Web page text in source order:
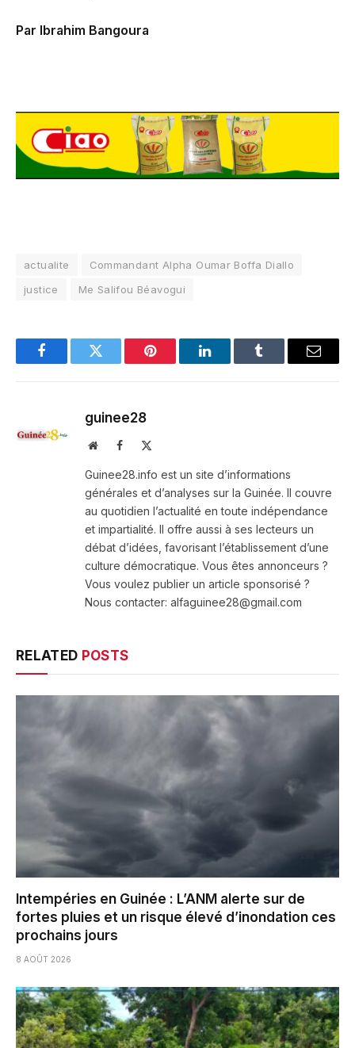
Par Ibrahim Bangoura
actualite
Commandant Alpha Oumar Boffa Diallo
justice
Me Salifou Béavogui
FacebookTwitter Pinterest LinkedInTumblr Email
guinee28
WebsiteFacebook
Guinee28.info est un site d’informations
générales et d’analyses sur la Guinée. Il couvre
au quotidien l’actualité en toute indépendance
et impartialité. Il offre aussi à ses lecteurs un
débat d’idées, favorisant l’établissement d’une
culture démocratique. Vous êtes annonceurs ?
Vous voulez publier un article sponsorisé ?
Nous contacter: alfaguinee28@gmail.com
RELATED POSTS
Intempéries en Guinée : L’ANM alerte sur de
fortes pluies et un risque élevé d’inondation ces
prochains jours
8 AOÛT 2026